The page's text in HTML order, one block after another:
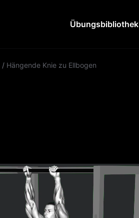
Übungsbibliothek
/ Hängende Knie zu Ellbogen